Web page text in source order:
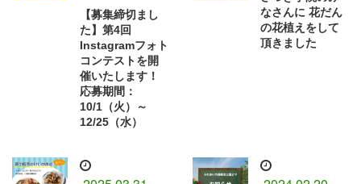
【募集締切まし
た】第4回
Instagramフォト
コンテストを開
催いたします！
応募期間：
10/1（火）～
12/25（水）
なさんに⁡ 花だん
の花植えをして
頂きました